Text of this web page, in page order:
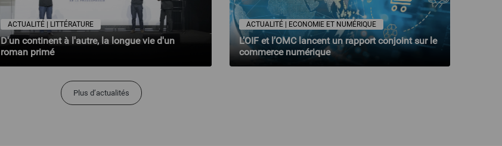
ACTUALITÉ | LITTÉRATURE
D'un continent à l'autre, la longue vie d'un
roman primé
ACTUALITÉ | ECONOMIE ET NUMÉRIQUE
L’OIF et l’OMC lancent un rapport conjoint sur le
commerce numérique
Plus d’actualités